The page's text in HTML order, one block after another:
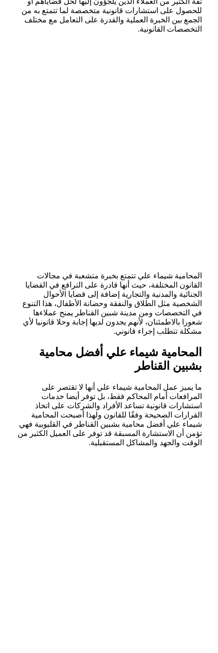
للحصول على استشارات قانونية متخصصة لما تتمتع به من
الجمع بين الخبرة العملية والقدرة على التعامل مع مختلف
التخصصات القانونية.
المحامية شيماء علي تتمتع بخبرة متشعبة في مجالات
القانون المختلفة، حيث أنها قادرة على الترافع في القضايا
الجنائية والمدنية والتجارية إضافة إلى قضايا الأحوال
الشخصية مثل الطلاق والنفقة وحضانة الأطفال، هذا التنوع
في التخصصات ومن مدينة شبين القناطر يمنح عملاءها
شعورا بالاطمئنان، لأنهم يجدون لديها إجابة وحلا قانونيا لأي
مشكلة تتطلب إجراء قانوني.
المحامية شيماء علي أفضل محامية
بشبين القناطر
ما يميز عمل المحامية شيماء علي أنها لا تقتصر على
المرافعات أمام المحاكم فقط، بل توفر أيضا خدمات
استشارات قانونية تساعد الأفراد والشركات على اتخاذ
القرارات الصحيحة وفقًا للقانون ولهذا أصبحت المحامية
شيماء علي أفضل محامية بشبين القناطر في القليوبية فهي
تؤمن أن الاستشارة المسبقة قد توفر على العميل الكثير من
الوقت والجهد والمشاكل المستقبلية.